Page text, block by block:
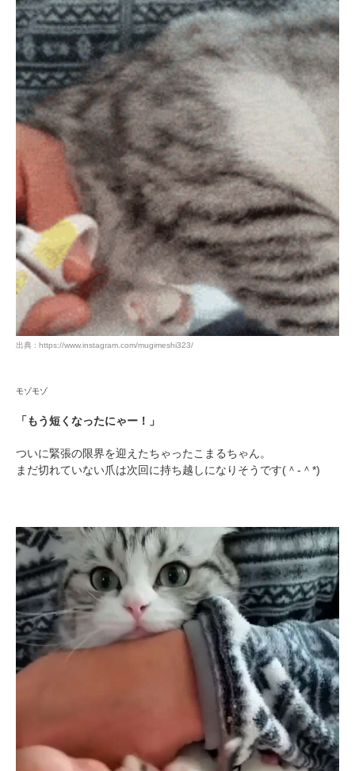
出典 : https://www.instagram.com/mugimeshi323/
モゾモゾ
「もう短くなったにゃー！」
ついに緊張の限界を迎えたちゃったこまるちゃん。
まだ切れていない爪は次回に持ち越しになりそうです(＾-＾*)
閉じる
pecodogs
PECOアプリをダウンロード済みの方
アプリで開く